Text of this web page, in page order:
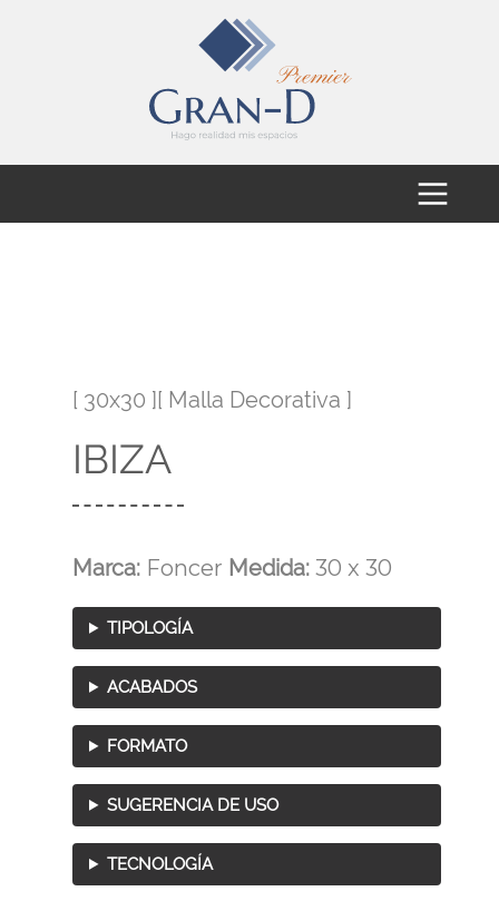
[ 30x30 ][ Malla Decorativa ]
IBIZA
Marca: Foncer Medida: 30 x 30
TIPOLOGÍA
ACABADOS
FORMATO
SUGERENCIA DE USO
TECNOLOGÍA